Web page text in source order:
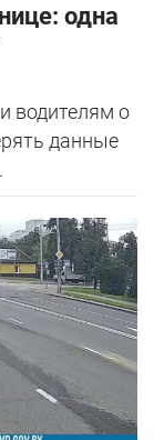
одна
водителям о
данные